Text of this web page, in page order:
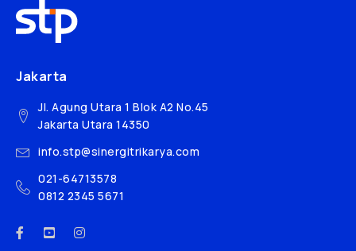
Jakarta
Jl. Agung Utara 1 Blok A2 No.45
Jakarta Utara 14350
info.stp@sinergitrikarya.com
021-64713578
0812 2345 5671